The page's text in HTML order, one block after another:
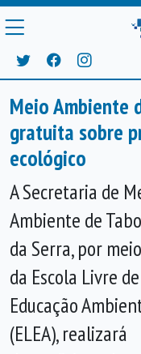
Meio Ambiente
gratuita sobre
ecológico
A Secretaria de
Ambiente de
da Serra, por meio
da Escola Livre de
Educação
(ELEA), realizará